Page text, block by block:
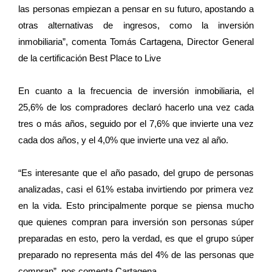
las personas empiezan a pensar en su futuro, apostando a
otras alternativas de ingresos, como la inversión
inmobiliaria”, comenta Tomás Cartagena, Director General
de la certificación Best Place to Live
En cuanto a la frecuencia de inversión inmobiliaria, el
25,6% de los compradores declaró hacerlo una vez cada
tres o más años, seguido por el 7,6% que invierte una vez
cada dos años, y el 4,0% que invierte una vez al año.
“Es interesante que el año pasado, del grupo de personas
analizadas, casi el 61% estaba invirtiendo por primera vez
en la vida. Esto principalmente porque se piensa mucho
que quienes compran para inversión son personas súper
preparadas en esto, pero la verdad, es que el grupo súper
preparado no representa más del 4% de las personas que